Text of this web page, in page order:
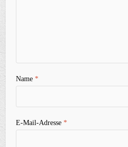
Name*
E-Mail-Adresse*